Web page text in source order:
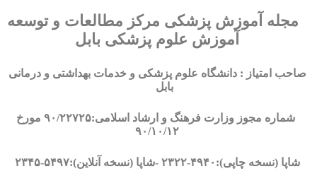
مجله آموزش پزشکی مرکز مطالعات و توسعه
آموزش علوم پزشکی بابل
صاحب امتیاز : دانشگاه علوم پزشکی و خدمات بهداشتی و درمانی
بابل
شماره مجوز وزارت فرهنگ و ارشاد اسلامی:۹۰/۲۲۷۲۵ مورخ
۹۰/۱۰/۱۲
شاپا (نسخه چاپی):۴۹۴۰ -۲۳۲۲ -شاپا (نسخه آنلا ین):۵۴۹۷-۲۳۴۵